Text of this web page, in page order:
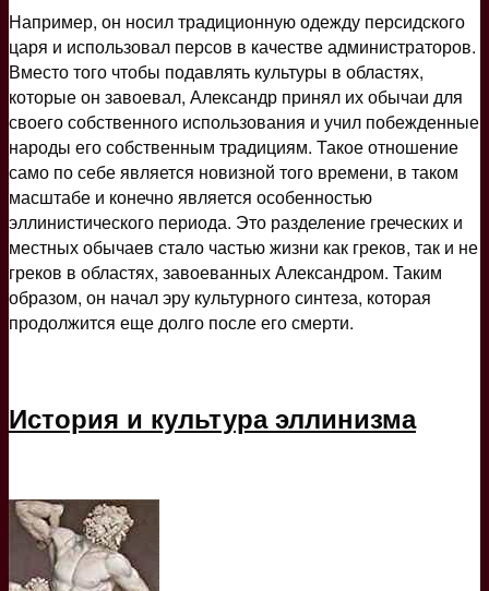
Например, он носил традиционную одежду персидского
царя и использовал персов в качестве администраторов.
Вместо того чтобы подавлять культуры в областях,
которые он завоевал, Александр принял их обычаи для
своего собственного использования и учил побежденные
народы его собственным традициям. Такое отношение
само по себе является новизной того времени, в таком
масштабе и конечно является особенностью
эллинистического периода. Это разделение греческих и
местных обычаев стало частью жизни как греков, так и не
греков в областях, завоеванных Александром. Таким
образом, он начал эру культурного синтеза, которая
продолжится еще долго после его смерти.
История и культура эллинизма